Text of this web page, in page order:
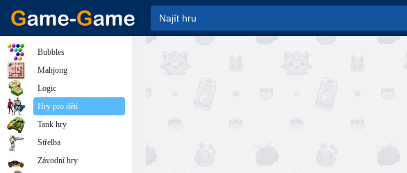
Bubbles
Mahjong
Logic
Hry pro děti
Tank hry
Střelba
Závodní hry